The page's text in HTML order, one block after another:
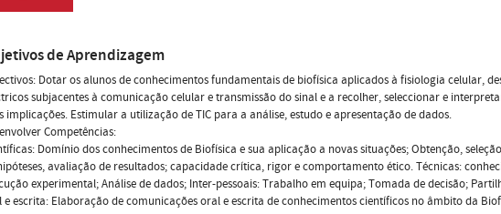
de Aprendizagem
Dotar os alunos de conhecimentos fundamentais de biofísica aplicados à fisiologia celular,
subjacentes à comunicação celular e transmissão do sinal e a recolher, seleccionar e
implicações. Estimular a utilização de TIC para a análise, estudo e apresentação de dados.
Competências:
Domínio dos conhecimentos de Biofísica e sua aplicação a novas situações; Obtenção,
avaliação de resultados; capacidade crítica, rigor e comportamento ético. Técnicas:
experimental; Análise de dados; Inter-pessoais: Trabalho em equipa; Tomada de decisão;
e escrita: Elaboração de comunicações oral e escrita de conhecimentos científicos no âmbito da